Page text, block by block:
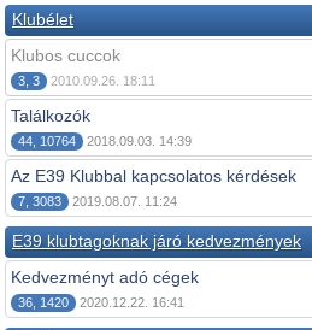
Klubélet
Klubos cuccok
3, 3 2010.09.26. 18:11
Találkozók
44, 10764 2018.09.03. 14:39
Az E39 Klubbal kapcsolatos kérdések
7, 3083 2019.08.07. 11:24
E39 klubtagoknak járó kedvezmények
Kedvezményt adó cégek
36, 1420 2020.12.22. 16:41